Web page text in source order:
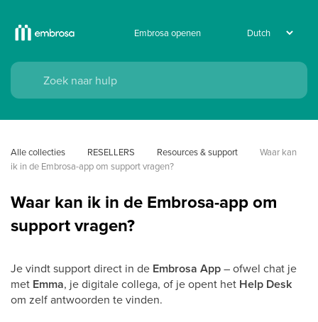
Embrosa openen
Alle collecties RESELLERS Resources & support
Waar kan
ik in de Embrosa-app om support vragen?
Waar kan ik in de Embrosa-app om
support vragen?
Je vindt support direct in de Embrosa App– ofwel chat je
met Emma, je digitale collega, of je opent het Help Desk
om zelf antwoorden te vinden.